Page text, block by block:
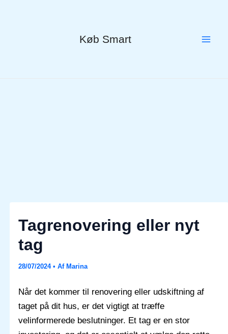
Køb Smart
Tagrenovering eller nyt
tag
28/07/2024• AfMarina
Når det kommer til renovering eller udskiftning af
taget på dit hus, er det vigtigt at træffe
velinformerede beslutninger. Et tag er en stor